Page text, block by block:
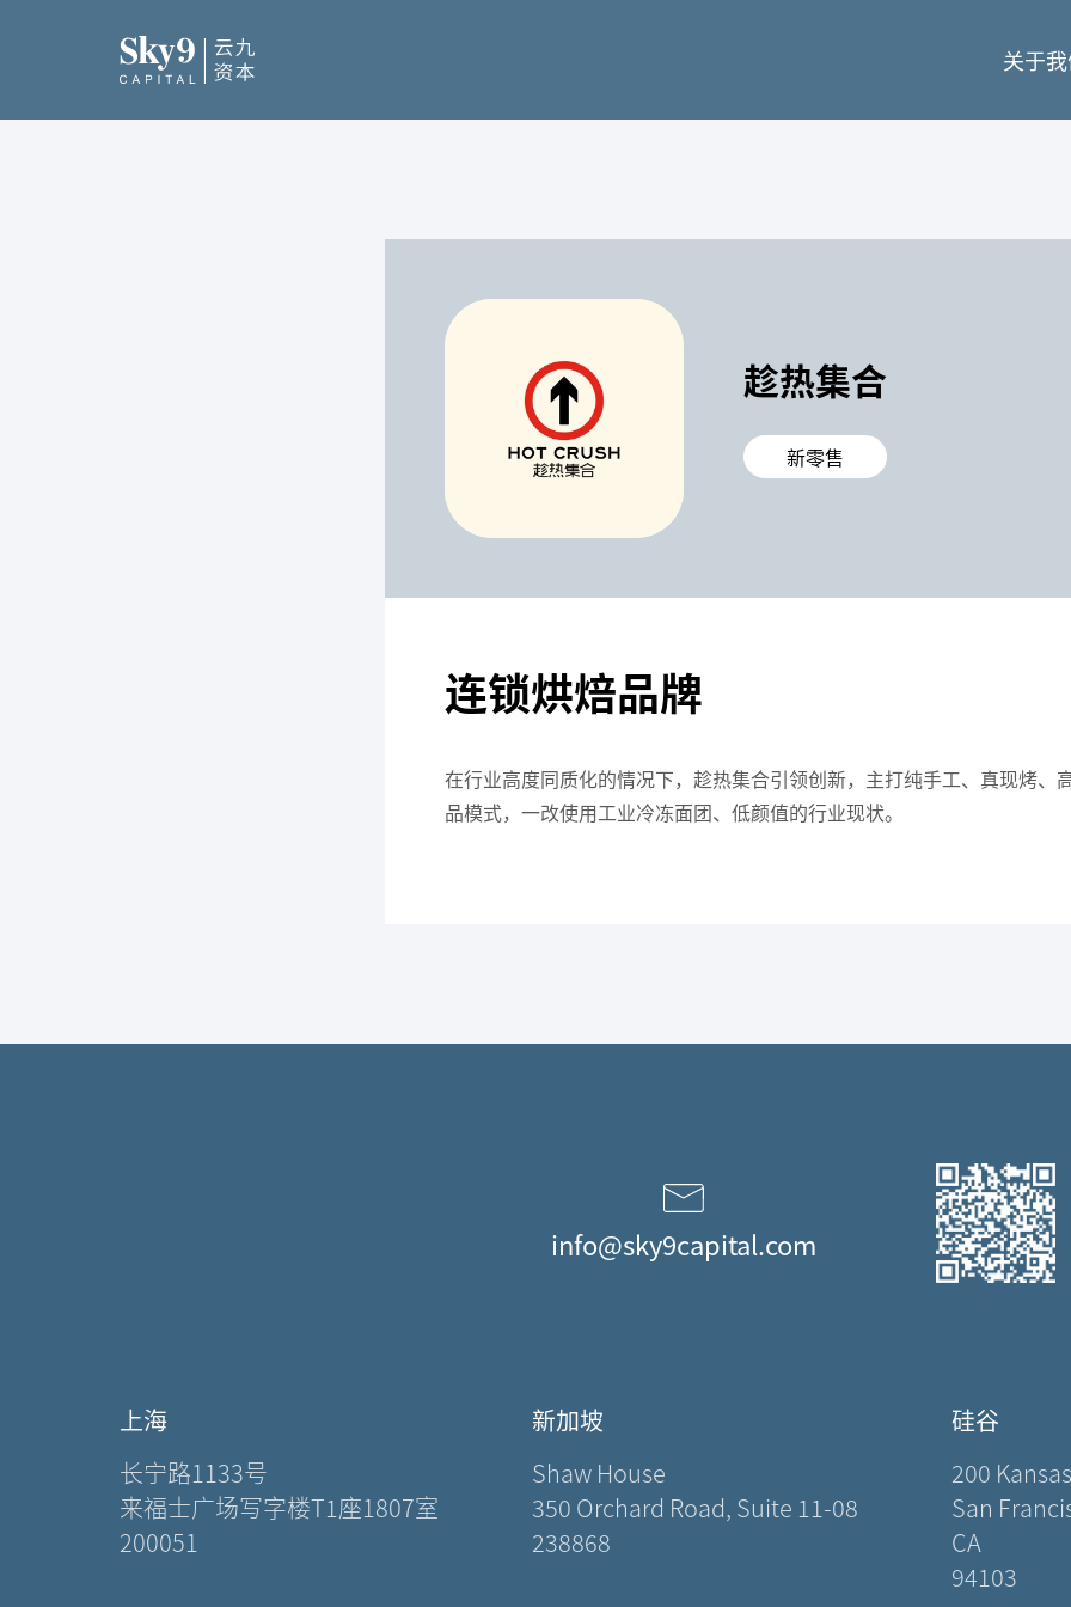
关于
趁热集合
新零售
连锁烘焙品牌
在行业高度同质化的情况下，趁热集合引领创新，主打纯手工、真现烤、
品模式，一改使用工业冷冻面团、低颜值的行业现状。
info@sky9capital.com
上海
长宁路1133号
来福士广场写字楼T1座1807室
200051
新加坡
Shaw House
350 Orchard Road, Suite 11-08
238868
硅谷
200
San
CA
94103